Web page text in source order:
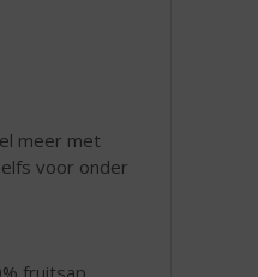
meer met
voor onder